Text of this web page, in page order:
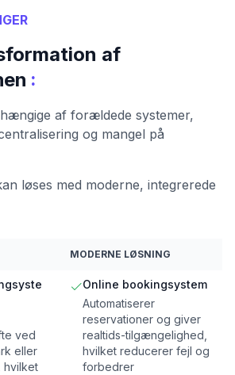
af
:
af forældede systemer,
og mangel på
løses med moderne, integrerede
MODERNE LØSNING
ved
eller
hvilket
Online bookingsystem
Automatiserer
reservationer og giver
realtids-tilgængelighed,
hvilket reducerer fejl og
forbedrer